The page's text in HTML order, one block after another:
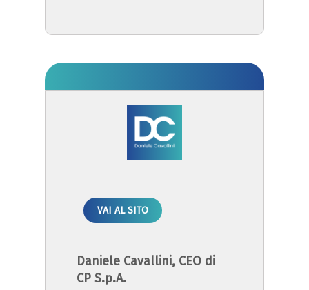
VAI AL SITO
Daniele Cavallini, CEO di
CP S.p.A.